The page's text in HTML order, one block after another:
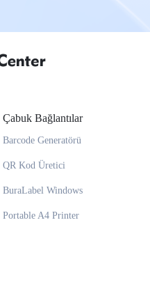
Çabuk Bağlantılar
Barcode Generatörü
QR Kod Üretici
BuraLabel Windows
Portable A4 Printer